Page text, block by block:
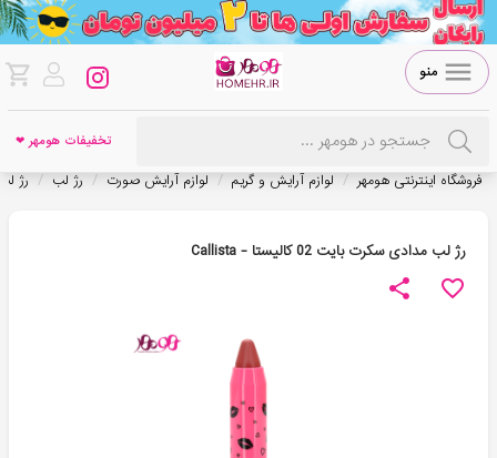
منو
تخفیفات هومهر ❤
فروشگاه اینترنتی هومهر / لوازم آرایش و گریم / لوازم آرایش صورت / رژ لب / رژ
رژ لب مدادی سکرت بايت 02 کاليستا - Callista